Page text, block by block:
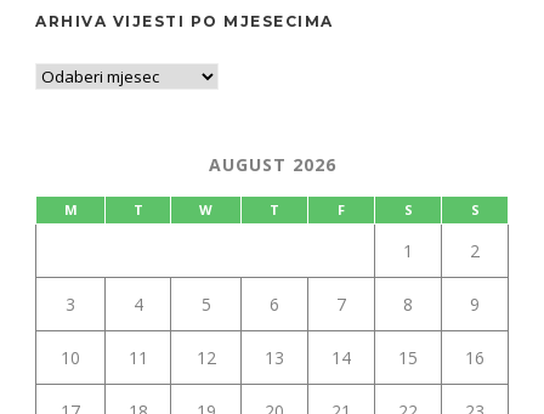
ARHIVA VIJESTI PO MJESECIMA
AUGUST 2026
M T W T F S S
1 2
3 4 5 6 7 8 9
10 11 12 13 14 15 16